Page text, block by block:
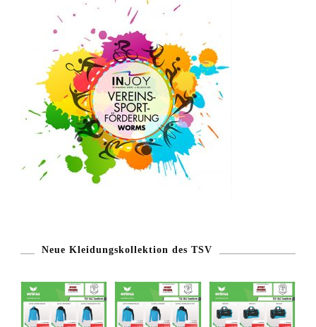
Neue Kleidungskollektion des TSV